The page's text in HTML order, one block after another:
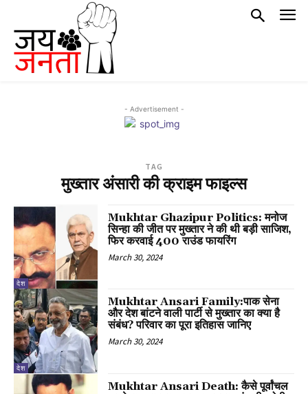
- Advertisement -
TAG
मुख्तार अंसारी की क्राइम फाइल्स
देश
Mukhtar Ghazipur Politics: मनोज
सिन्हा की जीत पर मुख्तार ने की थी बड़ी साजिश,
फिर करवाई 400 राउंड फायरिंग
March 30, 2024
देश
Mukhtar Ansari Family:पाक सेना
और देश बांटने वाली पार्टी से मुख्तार का क्या है
संबंध? परिवार का पूरा इतिहास जानिए
March 30, 2024
Mukhtar Ansari Death: कैसे पूर्वांचल